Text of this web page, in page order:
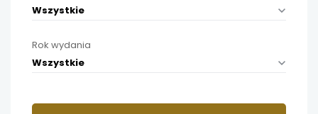
Wszystkie
Rok wydania
Wszystkie